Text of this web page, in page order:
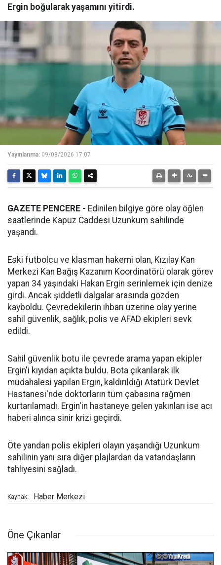
Ergin boğularak yaşamını yitirdi.
Yayınlanma: 09/08/2026 17:07
GAZETE PENCERE - Edinilen bilgiye göre olay öğlen
saatlerinde Kapuz Caddesi Uzunkum sahilinde
yaşandı.
Eski futbolcu ve klasman hakemi olan, Kızılay Kan
Merkezi Kan Bağış Kazanım Koordinatörü olarak görev
yapan 34 yaşındaki Hakan Ergin serinlemek için denize
girdi. Ancak şiddetli dalgalar arasında gözden
kayboldu. Çevredekilerin ihbarı üzerine olay yerine
sahil güvenlik, sağlık, polis ve AFAD ekipleri sevk
edildi.
Sahil güvenlik botu ile çevrede arama yapan ekipler
Ergin'i kıyıdan açıkta buldu. Bota çıkarılarak ilk
müdahalesi yapılan Ergin, kaldırıldığı Atatürk Devlet
Hastanesi'nde doktorların tüm çabasına rağmen
kurtarılamadı. Ergin'in hastaneye gelen yakınları ise acı
haberi alınca sinir krizi geçirdi.
Öte yandan polis ekipleri olayın yaşandığı Uzunkum
sahilinin yanı sıra diğer plajlardan da vatandaşların
tahliyesini sağladı.
Kaynak: Haber Merkezi
Öne Çıkanlar